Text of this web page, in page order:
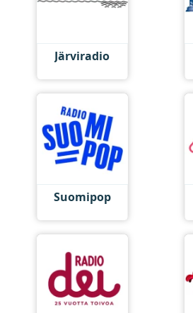
Järviradio
Suomipop